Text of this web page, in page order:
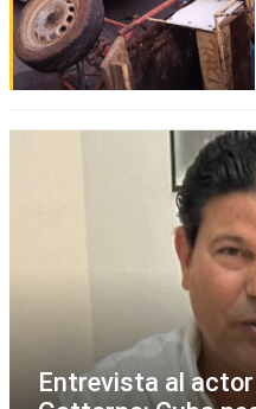
Entrevista al